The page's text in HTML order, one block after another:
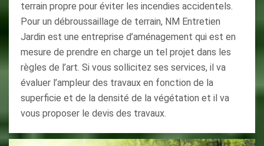
terrain propre pour éviter les incendies accidentels.
Pour un débroussaillage de terrain, NM Entretien
Jardin est une entreprise d’aménagement qui est en
mesure de prendre en charge un tel projet dans les
règles de l’art. Si vous sollicitez ses services, il va
évaluer l’ampleur des travaux en fonction de la
superficie et de la densité de la végétation et il va
vous proposer le devis des travaux.